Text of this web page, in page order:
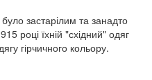
застарілим та занадто
році їхній "східний" одяг
гірчичного кольору.